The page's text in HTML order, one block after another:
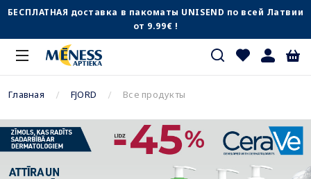
БЕСПЛАТНАЯ доставка в пакоматы UNISEND по всей Латвии
от 9.99€ !
Главная FJORD Все продукты